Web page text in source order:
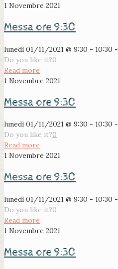
1 Novembre 2021
Messa ore 9:30
lunedì 01/11/2021 @ 9:30 - 10:30 -
Do you like it?0
Read more
1 Novembre 2021
Messa ore 9:30
lunedì 01/11/2021 @ 9:30 - 10:30 -
Do you like it?0
Read more
1 Novembre 2021
Messa ore 9:30
lunedì 01/11/2021 @ 9:30 - 10:30 -
Do you like it?0
Read more
1 Novembre 2021
Messa ore 9:30